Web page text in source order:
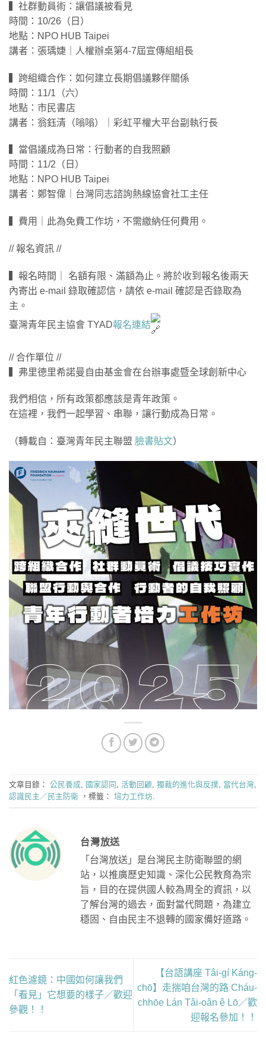
▍社群動員術：讓倡議被看見
時間：10/26（日）
地點：NPO HUB Taipei
講者：張瑀婕｜人權辦桌第4-7屆宣傳組組長
▍跨組織合作：如何建立長期倡議夥伴關係
時間：11/1（六）
地點：市民書店
講者：翁鈺清（嗡嗡）｜彩虹平權大平台副執行長
▍當倡議成為日常：行動者的自我照顧
時間：11/2（日）
地點：NPO HUB Taipei
講者：鄭智偉｜台灣同志諮詢熱線協會社工主任
▍費用｜此為免費工作坊，不需繳納任何費用。
// 報名資訊 //
▍報名時間｜ 名額有限、滿額為止。將於收到報名後兩天
內寄出 e-mail 錄取確認信，請依 e-mail 確認是否錄取為
主。
臺灣青年民主協會 TYAD報名連結
// 合作單位 //
▍弗里德里希諾曼自由基金會在台辦事處暨全球創新中心
我們相信，所有政策都應該是青年政策。
在這裡，我們一起學習、串聯，讓行動成為日常。
（轉載自：臺灣青年民主聯盟 臉書貼文）
文章目錄： 公民養成, 國家認同 , 活動回顧, 獨裁的進化與反撲, 當代台灣,
認識民主／民主防衛 ，標籤： 培力工作坊.
台灣放送
「台灣放送」是台灣民主防衛聯盟的網
站，以推廣歷史知識、深化公民教育為宗
旨，目的在提供國人較為周全的資訊，以
了解台灣的過去，面對當代問題，為建立
穩固、自由民主不退轉的國家備好道路。
紅色濾鏡：中國如何讓我們
「看見」它想要的樣子／歡迎
參觀！！
【台語講座 Tâi-gí Káng-
chō】走揣咱台灣的路 Cháu-
chhōe Lán Tâi-oân ê Lō͘／歡
迎報名參加！！